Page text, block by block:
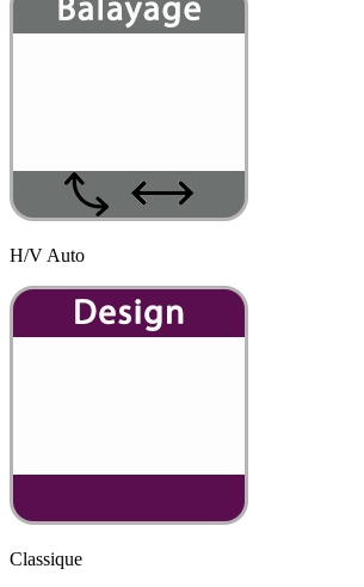
H/V Auto
Classique